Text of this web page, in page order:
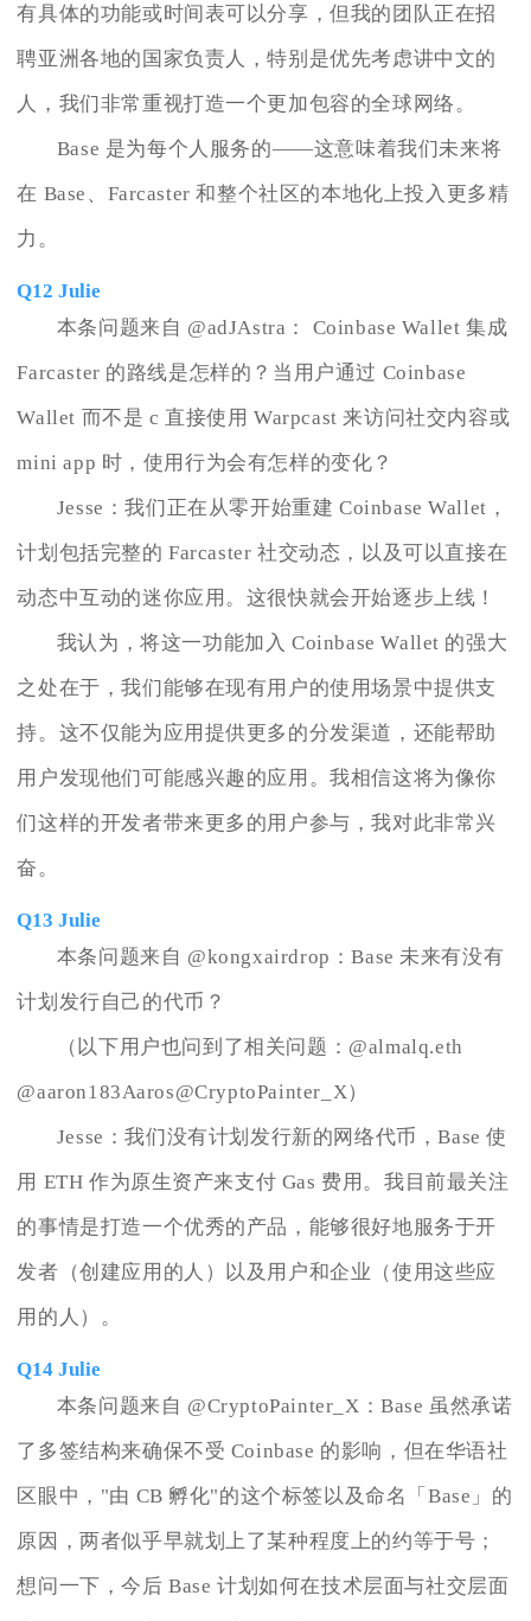
有具体的功能或时间表可以分享，但我的团队正在招
聘亚洲各地的国家负责人，特别是优先考虑讲中文的
人，我们非常重视打造一个更加包容的全球网络。
Base 是为每个人服务的——这意味着我们未来将
在 Base、Farcaster 和整个社区的本地化上投入更多精
力。
Q12 Julie
本条问题来自 @adJAstra： Coinbase Wallet 集成
Farcaster 的路线是怎样的？当用户通过 Coinbase
Wallet 而不是 c 直接使用 Warpcast 来访问社交内容或
mini app 时，使用行为会有怎样的变化？
Jesse：我们正在从零开始重建 Coinbase Wallet，
计划包括完整的 Farcaster 社交动态，以及可以直接在
动态中互动的迷你应用。这很快就会开始逐步上线！
我认为，将这一功能加入 Coinbase Wallet 的强大
之处在于，我们能够在现有用户的使用场景中提供支
持。这不仅能为应用提供更多的分发渠道，还能帮助
用户发现他们可能感兴趣的应用。我相信这将为像你
们这样的开发者带来更多的用户参与，我对此非常兴
奋。
Q13 Julie
本条问题来自 @kongxairdrop：Base 未来有没有
计划发行自己的代币？
（以下用户也问到了相关问题：@almalq.eth
@aaron183Aaros@CryptoPainter_X）
Jesse：我们没有计划发行新的网络代币，Base 使
用 ETH 作为原生资产来支付 Gas 费用。我目前最关注
的事情是打造一个优秀的产品，能够很好地服务于开
发者（创建应用的人）以及用户和企业（使用这些应
用的人）。
Q14 Julie
本条问题来自 @CryptoPainter_X：Base 虽然承诺
了多签结构来确保不受 Coinbase 的影响，但在华语社
区眼中，"由 CB 孵化"的这个标签以及命名「Base」的
原因，两者似乎早就划上了某种程度上的约等于号；
想问一下，今后 Base 计划如何在技术层面与社交层面